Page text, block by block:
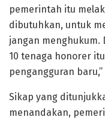
pemerintah itu
dibutuhkan, untuk
jangan menghukum.
10 tenaga honorer
pengangguran
Sikap yang
menandakan,